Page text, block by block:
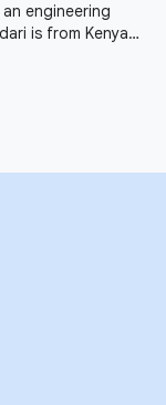
engineering
is from Kenya